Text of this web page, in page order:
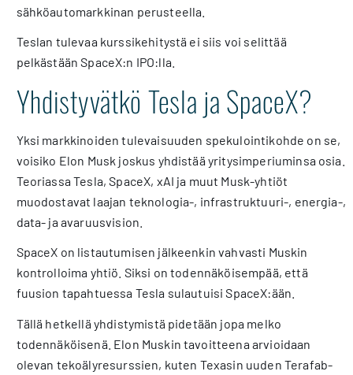
sähköautomarkkinan perusteella.
Teslan tulevaa kurssikehitystä ei siis voi selittää
pelkästään SpaceX:n IPO:lla.
Yhdistyvätkö Tesla ja SpaceX?
Yksi markkinoiden tulevaisuuden spekulointikohde on se,
voisiko Elon Musk joskus yhdistää yritysimperiuminsa osia.
Teoriassa Tesla, SpaceX, xAI ja muut Musk-yhtiöt
muodostavat laajan teknologia-, infrastruktuuri-, energia-,
data- ja avaruusvision.
SpaceX on listautumisen jälkeenkin vahvasti Muskin
kontrolloima yhtiö. Siksi on todennäköisempää, että
fuusion tapahtuessa Tesla sulautuisi SpaceX:ään.
Tällä hetkellä yhdistymistä pidetään jopa melko
todennäköisenä. Elon Muskin tavoitteena arvioidaan
olevan tekoälyresurssien, kuten Texasin uuden Terafab-